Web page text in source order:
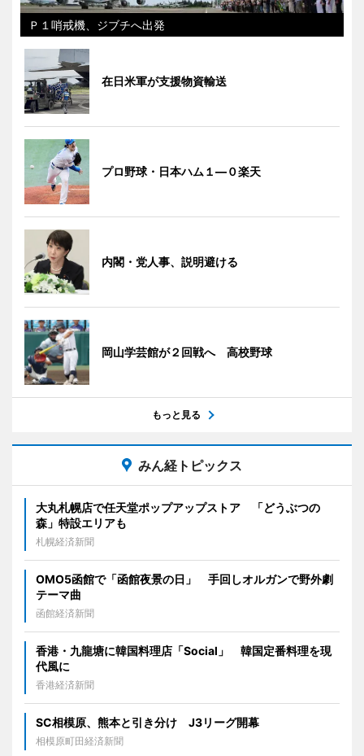
Ｐ１哨戒機、ジブチへ出発
在日米軍が支援物資輸送
プロ野球・日本ハム１―０楽天
内閣・党人事、説明避ける
岡山学芸館が２回戦へ 高校野球
もっと見る
みん経トピックス
大丸札幌店で任天堂ポップアップストア 「どうぶつの
森」特設エリアも
札幌経済新聞
OMO5函館で「函館夜景の日」 手回しオルガンで野外劇
テーマ曲
函館経済新聞
香港・九龍塘に韓国料理店「Social」 韓国定番料理を現
代風に
香港経済新聞
SC相模原、熊本と引き分け J3リーグ開幕
相模原町田経済新聞